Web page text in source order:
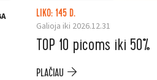
LIKO: 145 D.
Galioja iki 2026.12.31
TOP 10 picoms iki 50%
PLAČIAU